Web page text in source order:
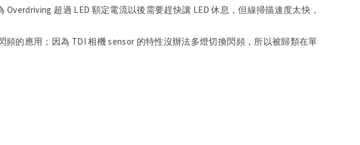
Overdriving 超過 LED 額定電流以後需要趕快讓 LED 休息，但線掃描速度太快，
頻的應用；因為 TDI 相機 sensor 的特性沒辦法多燈切換閃頻，所以被歸類在單